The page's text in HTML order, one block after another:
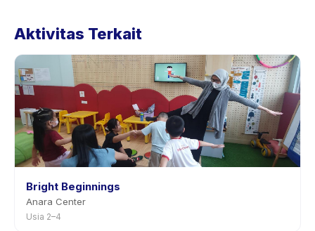
aktivitas di aplikasi. Kebanyakan penyedia mengizinkan
sebelumnya.
Aktivitas Terkait
Bright Beginnings
Anara Center
Usia 2–4